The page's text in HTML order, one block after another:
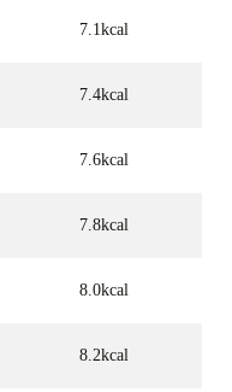
7.1kcal
7.4kcal
7.6kcal
7.8kcal
8.0kcal
8.2kcal